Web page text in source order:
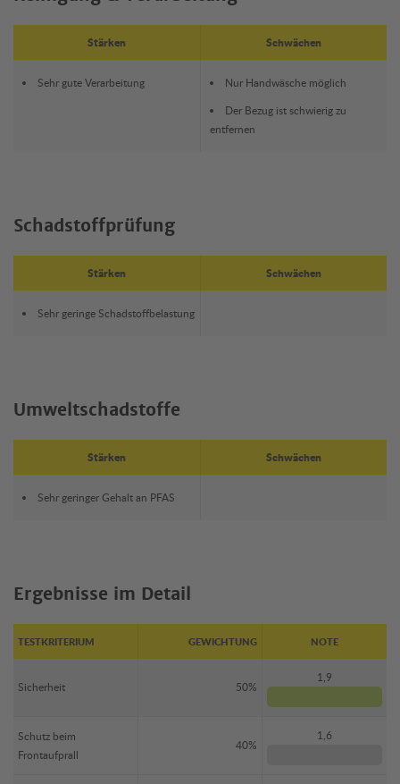
Stärken Schwächen
Sehr gute Verarbeitung
Nur Handwäsche möglich
Der Bezug ist schwierig zu
entfernen
Schadstoffprüfung
Stärken Schwächen
Sehr geringe Schadstoffbelastung
Umweltschadstoffe
Stärken Schwächen
Sehr geringer Gehalt an PFAS
Ergebnisse im Detail
TESTKRITERIUM GEWICHTUNG NOTE
Sicherheit 50%
1,9
Schutz beim
Frontaufprall
40%
1,6